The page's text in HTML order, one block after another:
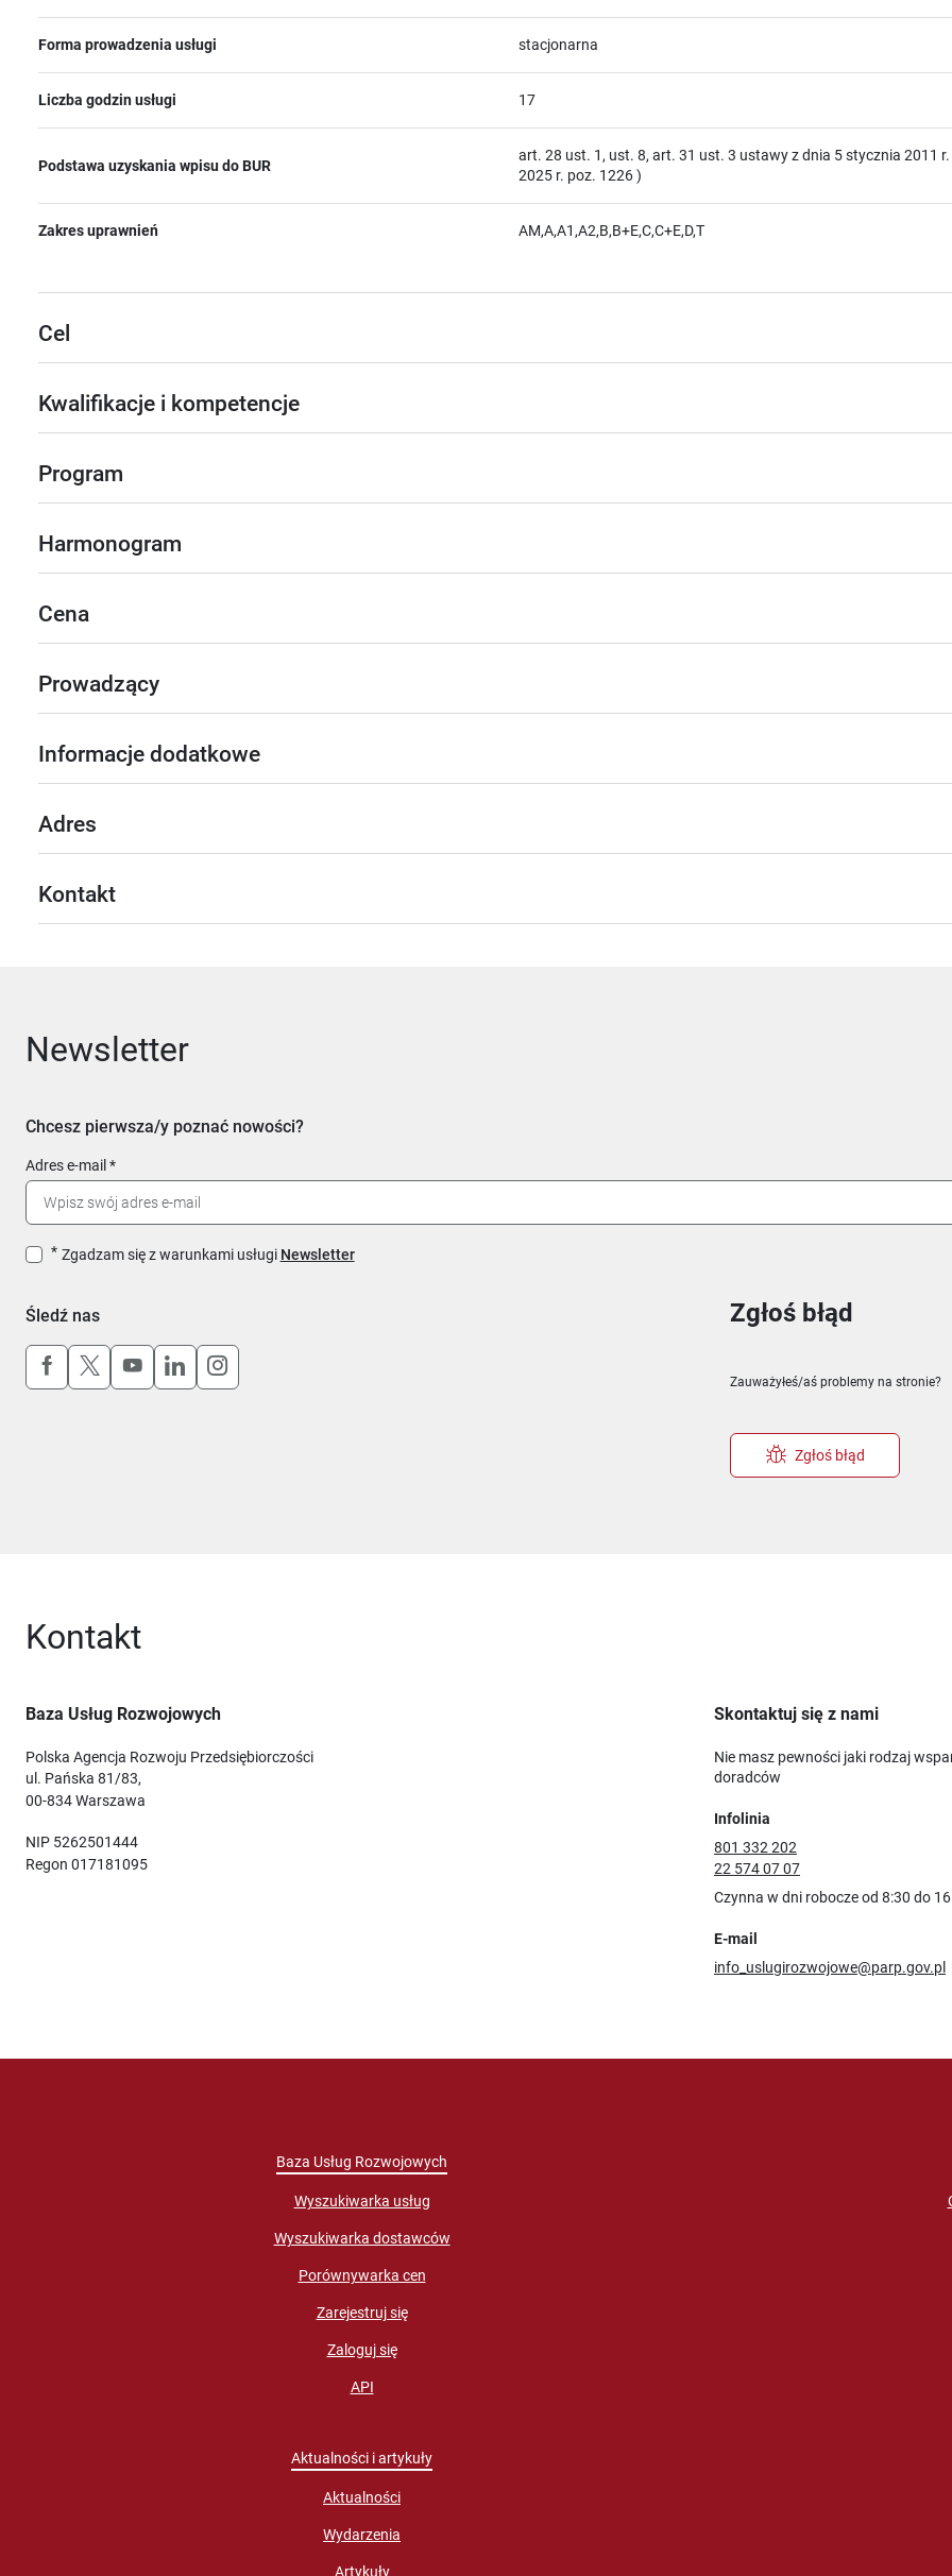
Forma prowadzenia usługi stacjonarna
Liczba godzin usługi 17
Podstawa uzyskania wpisu do BUR
art. 28 ust. 1, ust. 8, art. 31 ust. 3 ustawy z dnia 5 stycznia 2011
2025 r. poz. 1226 )
Zakres uprawnień AM,A,A1,A2,B,B+E,C,C+E,D,T
Cel
Kwalifikacje i kompetencje
Program
Harmonogram
Cena
Prowadzący
Informacje dodatkowe
Adres
Kontakt
Newsletter
Chcesz pierwsza/y poznać nowości?
Adres e-mail
Zgadzam się z warunkami usługi Newsletter
Śledź nas
Uwaga, link otworzy się w nowym oknie
Uwaga, link otworzy się w nowym oknie
Uwaga, link otworzy się w nowym oknie
Uwaga, link otworzy się w nowym oknie
Uwaga, link otworzy się w nowym oknie
Zgłoś błąd
Zauważyłeś/aś problemy na stronie?
Zgłoś błąd
Kontakt
Baza Usług Rozwojowych
Polska Agencja Rozwoju Przedsiębiorczości
ul. Pańska 81/83,
00-834 Warszawa
NIP 5262501444
Regon 017181095
Skontaktuj się z nami
Nie masz pewności jaki rodzaj
doradców
Infolinia
801 332 202
22 574 07 07
Czynna w dni robocze od 8:30 do
E-mail
info_uslugirozwojowe@parp.gov.pl
Baza Usług Rozwojowych
Wyszukiwarka usług
Wyszukiwarka dostawców
Porównywarka cen
Zarejestruj się
Zaloguj się
API
Aktualności i artykuły
Aktualności
Wydarzenia
Artykuły